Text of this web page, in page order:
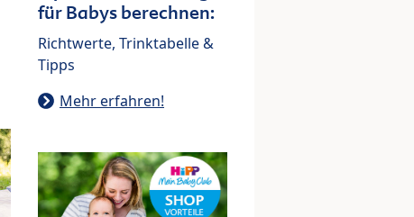
für Babys berechnen:
Richtwerte, Trinktabelle &
Tipps
Mehr erfahren!